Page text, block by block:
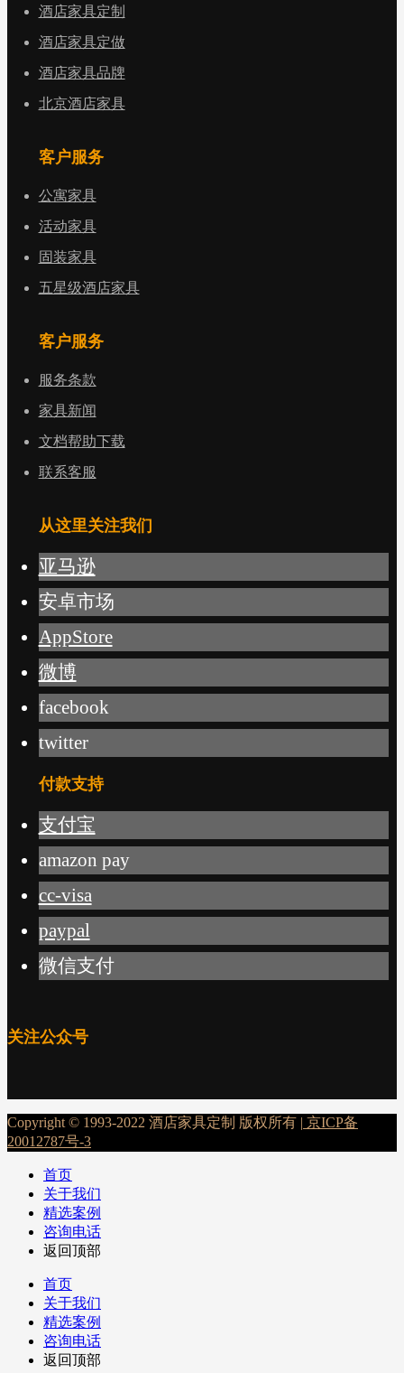
酒店家具定制
酒店家具定做
酒店家具品牌
北京酒店家具
客户服务
公寓家具
活动家具
固装家具
五星级酒店家具
客户服务
服务条款
家具新闻
文档帮助下载
联系客服
从这里关注我们
亚马逊
安卓市场
AppStore
微博
facebook
twitter
付款支持
支付宝
amazon pay
cc-visa
paypal
微信支付
关注公众号
Copyright © 1993-2022 酒店家具定制 版权所有 | 京ICP备
20012787号-3
首页
关于我们
精选案例
咨询电话
返回顶部
首页
关于我们
精选案例
咨询电话
返回顶部